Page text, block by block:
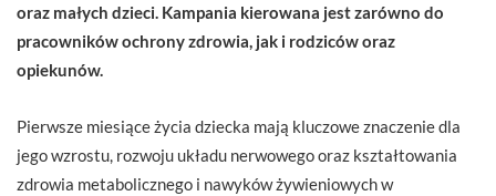
oraz małych dzieci. Kampania kierowana jest zarówno do
pracowników ochrony zdrowia, jak i rodziców oraz
opiekunów.
Pierwsze miesiące życia dziecka mają kluczowe znaczenie dla
jego wzrostu, rozwoju układu nerwowego oraz kształtowania
zdrowia metabolicznego i nawyków żywieniowych w